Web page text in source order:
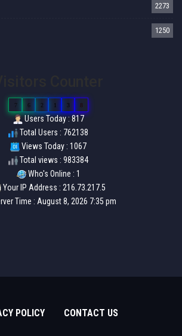
2273
1250
7 6 2 1 3 8
Users Today : 817
Total Users : 762138
Views Today : 1067
Total views : 983384
Who's Online : 1
Your IP Address : 216.73.217.5
Time : August 8, 2026 7:35 pm
POLICY CONTACT US